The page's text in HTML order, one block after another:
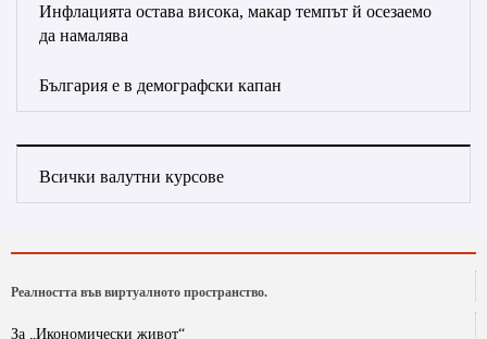
Инфлацията остава висока, макар темпът й осезаемо
да намалява
България е в демографски капан
Всички валутни курсове
Реалността във виртуалното пространство.
За „Икономически живот“